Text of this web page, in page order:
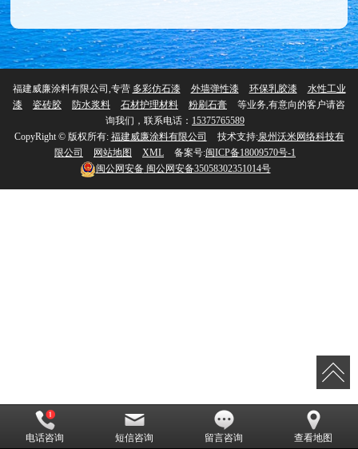
福建威廉涂料有限公司,专营 多彩仿石漆 外墙弹性漆 环保乳胶漆
水性工业
漆
瓷砖胶 防水浆料 石材护理材料 粉刷石膏
等业务,有意向的客户请咨
询我们，联系电话： 15375765589
CopyRight © 版权所有: 福建威廉涂料有限公司 技术支持:泉州沃米网络科技有
限公司
网站地图 XML 备案号:闽ICP备18009570号-1
闽公网安备闽公网安备35058302351014号
电话咨询 短信咨询 留言咨询 查看地图